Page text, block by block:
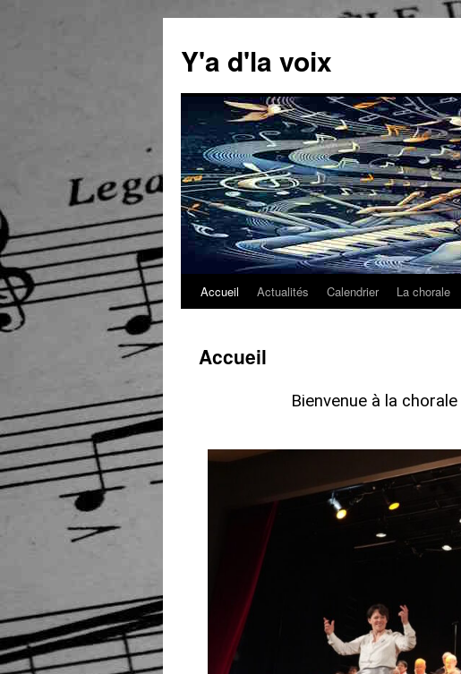
Y'a d'la voix
Accueil Actualités Calendrier La chorale
Accueil
Bienvenue à la chorale